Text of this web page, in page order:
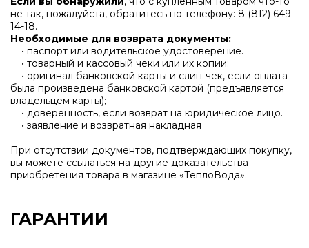
не так, пожалуйста, обратитесь по телефону: 8 (812) 649-
14-18.
Необходимые для возврата документы:
• паспорт или водительское удостоверение.
• товарный и кассовый чеки или их копии;
• оригинал банковской карты и слип-чек, если оплата
была произведена банковской картой (предъявляется
владельцем карты);
• доверенность, если возврат на юридическое лицо.
• заявление и возвратная накладная
При отсутствии документов, подтверждающих покупку,
вы можете ссылаться на другие доказательства
приобретения товара в магазине «ТеплоВода».
ГАРАНТИИ